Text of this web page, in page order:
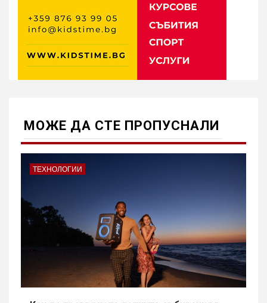
МОЖE ДА СТЕ ПРОПУСНАЛИ
ТЕХНОЛОГИИ